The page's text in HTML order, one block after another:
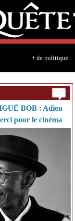
+ de politique
BOB : Adieu
pour le cinéma